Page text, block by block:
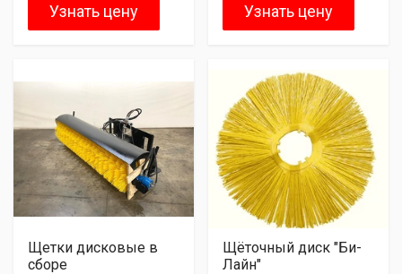
Узнать цену Узнать цену
Щетки дисковые в
сборе
Щёточный диск "Би-
Лайн"